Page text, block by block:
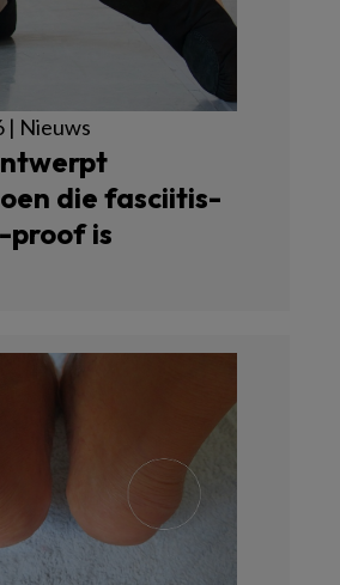
| Nieuws
die fasciitis-
is